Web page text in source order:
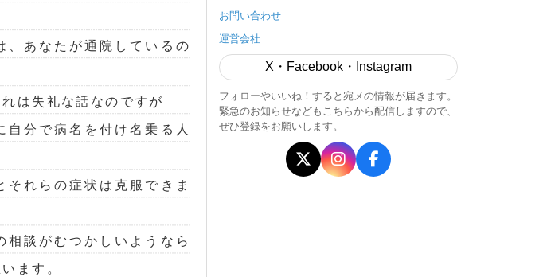
、あなたが通院しているの
は失礼な話なのですが
自分で病名を付け名乗る人
それらの症状は克服できま
相談がむつかしいようなら
ます。
お問い合わせ
運営会社
X・Facebook・Instagram
フォローやいいね！すると宛メの情報が届きます。
緊急のお知らせなどもこちらから配信しますので、
ぜひ登録をお願いします。